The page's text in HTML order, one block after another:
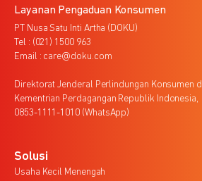
Layanan Pengaduan Konsumen
PT Nusa Satu Inti Artha (DOKU)
Tel : (021) 1500 963
Email : care@doku.com
Direktorat Jenderal Perlindungan Konsumen
Kementrian Perdagangan Republik Indonesia,
0853-1111-1010 (WhatsApp)
Solusi
Usaha Kecil Menengah